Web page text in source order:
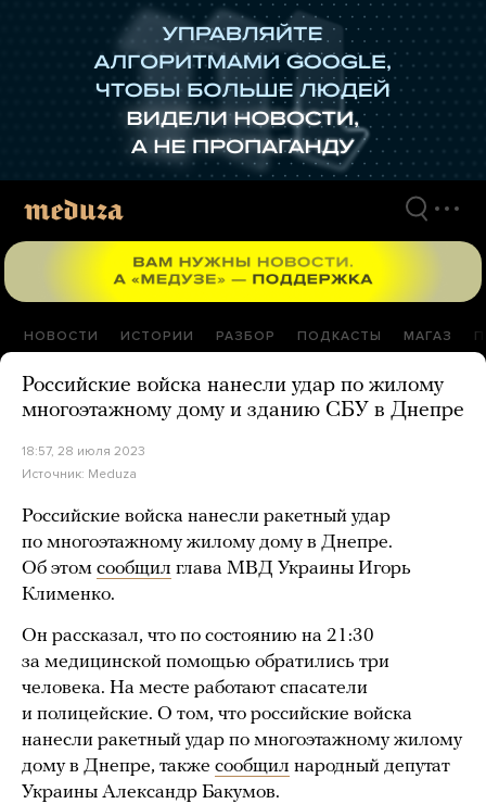
НОВОСТИ ИСТОРИИ РАЗБОР ПОДКАСТЫ МАГАЗ
Российские войска нанесли удар по жилому
многоэтажному дому и зданию СБУ в Днепре
18:57, 28 июля 2023
Источник: Meduza
Российские войска нанесли ракетный удар
по многоэтажному жилому дому в Днепре.
Об этом сообщил глава МВД Украины Игорь
Клименко.
Он рассказал, что по состоянию на 21:30
за медицинской помощью обратились три
человека. На месте работают спасатели
и полицейские. О том, что российские войска
нанесли ракетный удар по многоэтажному жилому
дому в Днепре, также сообщил народный депутат
Украины Александр Бакумов.